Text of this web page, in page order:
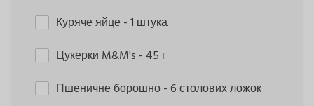
Куряче яйце- 1 штука
Цукерки M&M's - 45 г
Пшеничне борошно- 6 столових ложок